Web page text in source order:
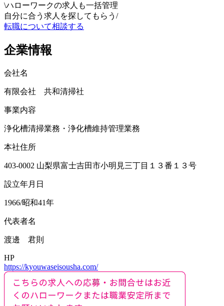
\ハローワークの求人も一括管理
自分に合う求人を探してもらう /
転職について相談する
企業情報
会社名
有限会社 共和清掃社
事業内容
浄化槽清掃業務・浄化槽維持管理業務
本社住所
403-0002 山梨県富士吉田市小明見三丁目１３番１３号
設立年月日
1966/昭和41年
代表者名
渡邊 君則
HP
https://kyouwaseisousha.com/